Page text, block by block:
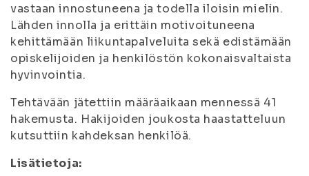
vastaan innostuneena ja todella iloisin mielin.
Lähden innolla ja erittäin motivoituneena
kehittämään liikuntapalveluita sekä edistämään
opiskelijoiden ja henkilöstön kokonaisvaltaista
hyvinvointia.
Tehtävään jätettiin määräaikaan mennessä 41
hakemusta. Hakijoiden joukosta haastatteluun
kutsuttiin kahdeksan henkilöä.
Lisätietoja: